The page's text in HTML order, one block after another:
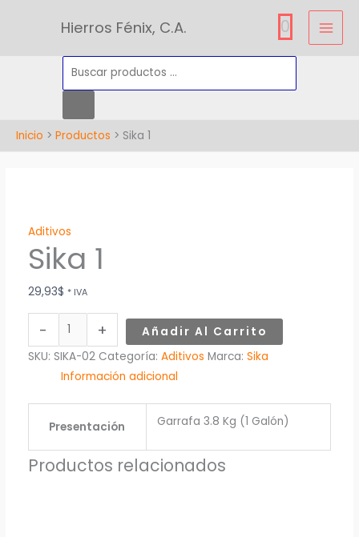
Hierros Fénix, C.A. 0
de
Inicio Productos Sika 1
Aditivos
Sika 1
29,93$ * IVA
- +
Añadir Al Carrito
SKU: SIKA-02 Categoría: Aditivos Marca: Sika
Información adicional
Presentación Garrafa 3.8 Kg (1 Galón)
Productos relacionados